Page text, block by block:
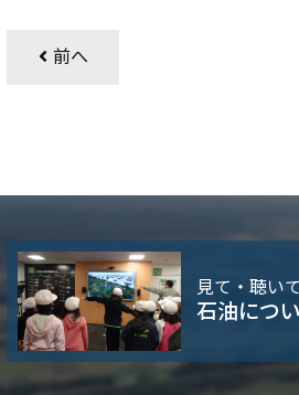
前へ
見て・聴いて
石油につ